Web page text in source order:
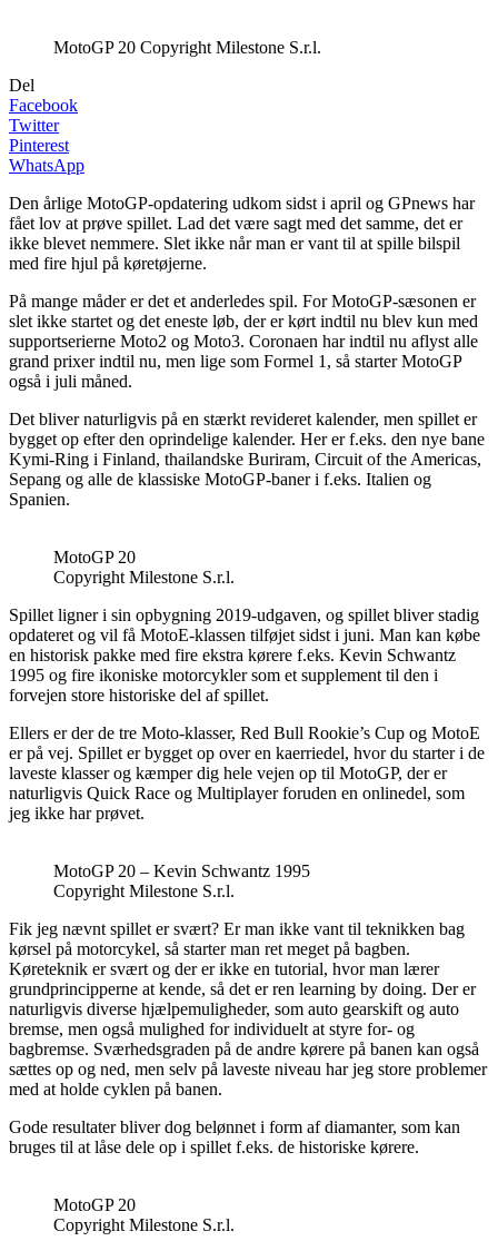
MotoGP 20 Copyright Milestone S.r.l.
Del
Facebook
Twitter
Pinterest
WhatsApp
Den årlige MotoGP-opdatering udkom sidst i april og GPnews har
fået lov at prøve spillet. Lad det være sagt med det samme, det er
ikke blevet nemmere. Slet ikke når man er vant til at spille bilspil
med fire hjul på køretøjerne.
På mange måder er det et anderledes spil. For MotoGP-sæsonen er
slet ikke startet og det eneste løb, der er kørt indtil nu blev kun med
supportserierne Moto2 og Moto3. Coronaen har indtil nu aflyst alle
grand prixer indtil nu, men lige som Formel 1, så starter MotoGP
også i juli måned.
Det bliver naturligvis på en stærkt revideret kalender, men spillet er
bygget op efter den oprindelige kalender. Her er f.eks. den nye bane
Kymi-Ring i Finland, thailandske Buriram, Circuit of the Americas,
Sepang og alle de klassiske MotoGP-baner i f.eks. Italien og
Spanien.
MotoGP 20
Copyright Milestone S.r.l.
Spillet ligner i sin opbygning 2019-udgaven, og spillet bliver stadig
opdateret og vil få MotoE-klassen tilføjet sidst i juni. Man kan købe
en historisk pakke med fire ekstra kørere f.eks. Kevin Schwantz
1995 og fire ikoniske motorcykler som et supplement til den i
forvejen store historiske del af spillet.
Ellers er der de tre Moto-klasser, Red Bull Rookie’s Cup og MotoE
er på vej. Spillet er bygget op over en kaerriedel, hvor du starter i de
laveste klasser og kæmper dig hele vejen op til MotoGP, der er
naturligvis Quick Race og Multiplayer foruden en onlinedel, som
jeg ikke har prøvet.
MotoGP 20 – Kevin Schwantz 1995
Copyright Milestone S.r.l.
Fik jeg nævnt spillet er svært? Er man ikke vant til teknikken bag
kørsel på motorcykel, så starter man ret meget på bagben.
Køreteknik er svært og der er ikke en tutorial, hvor man lærer
grundprincipperne at kende, så det er ren learning by doing. Der er
naturligvis diverse hjælpemuligheder, som auto gearskift og auto
bremse, men også mulighed for individuelt at styre for- og
bagbremse. Sværhedsgraden på de andre kørere på banen kan også
sættes op og ned, men selv på laveste niveau har jeg store problemer
med at holde cyklen på banen.
Gode resultater bliver dog belønnet i form af diamanter, som kan
bruges til at låse dele op i spillet f.eks. de historiske kørere.
MotoGP 20
Copyright Milestone S.r.l.